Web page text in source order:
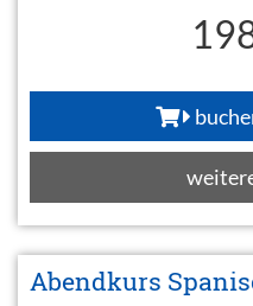
Abendkurs